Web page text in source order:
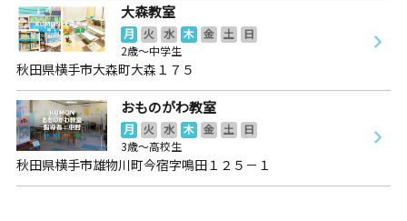
大森教室
月 火 水 木 金 土
日
2歳～中学生
秋田県横手市大森町大森１７５
おものがわ教室
月 火 水 木 金 土
日
3歳～高校生
秋田県横手市雄物川町今宿字鳴田１２５－１